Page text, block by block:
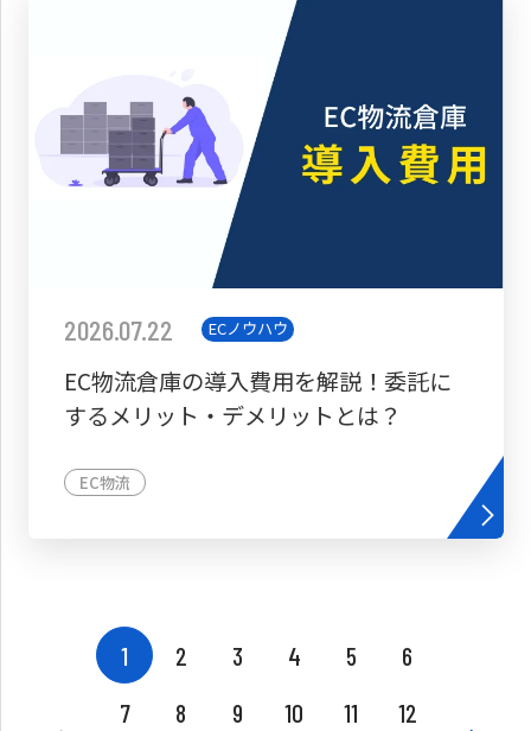
2026.07.22 ECノウハウ
EC物流倉庫の導入費用を解説！委託に
するメリット・デメリットとは？
EC物流
1 2 3 4 5
6
7
8 9 10 11
12